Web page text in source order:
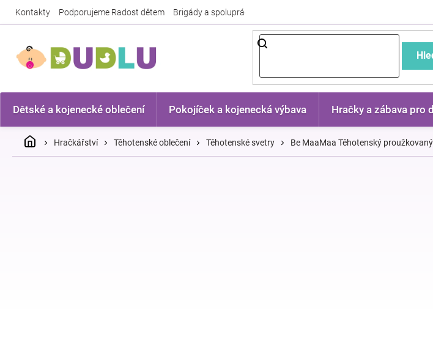
Kontakty Podporujeme Radost dětem Brigády a spolupráce
Dětské a kojenecké oblečení Pokojíček a kojenecká výbava Hračky a zábava pro
DomůHračkářství Těhotenské oblečení Těhotenské svetry Be MaaMaa Těhotenský